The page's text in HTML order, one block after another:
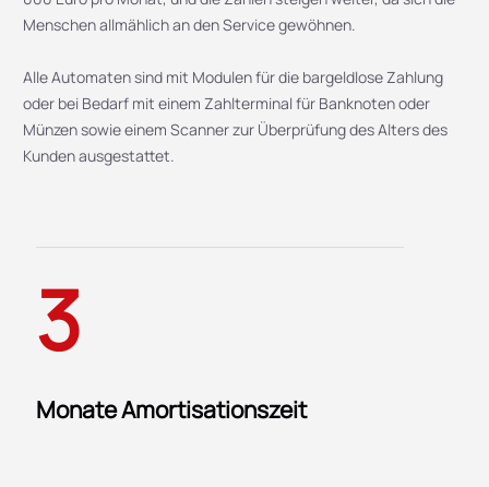
Menschen allmählich an den Service gewöhnen.
Alle Automaten sind mit Modulen für die bargeldlose Zahlung
oder bei Bedarf mit einem Zahlterminal für Banknoten oder
Münzen sowie einem Scanner zur Überprüfung des Alters des
Kunden ausgestattet.
3
Monate Amortisationszeit